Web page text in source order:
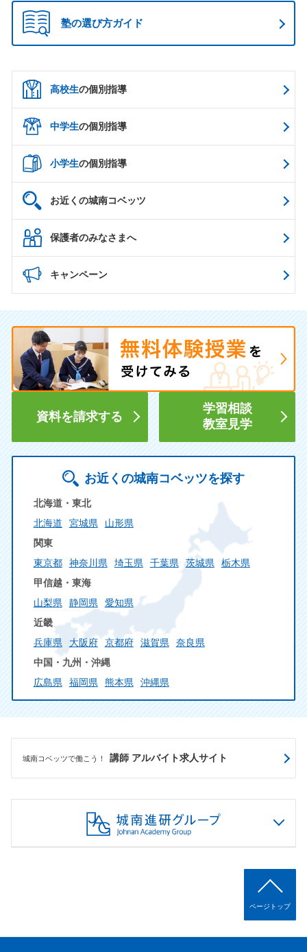
塾の選び方ガイド
高校生の個別指導
中学生の個別指導
小学生の個別指導
お近くの城南コベッツ
保護者のみなさまへ
キャンペーン
資料を請求する
学習相談
教室見学
お近くの城南コベッツを探す
北海道・東北
北海道
宮城県
山形県
関東
東京都
神奈川県 埼玉県 千葉県 茨城県
栃木県
甲信越・東海
山梨県
静岡県
愛知県
近畿
兵庫県
大阪府 京都府 滋賀県
奈良県
中国・九州・沖縄
広島県
福岡県 熊本県 沖縄県
城南コベッツで働こう！ 講師 アルバイト求人サイト
ページトップ